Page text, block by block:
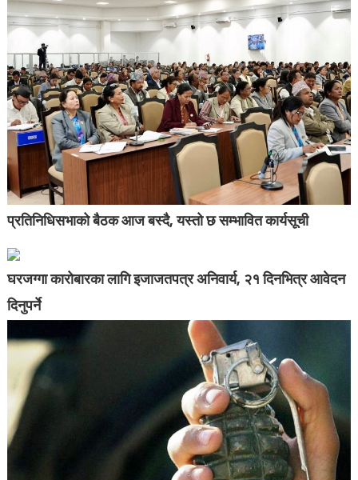
प्रतिनिधिसभाको बैठक आज बस्दै, यस्तो छ सम्भावित कार्यसूची
घरजग्गा कारोबारका लागि इजाजतपत्र अनिवार्य, २१ दिनभित्र आवेदन
दिनुपर्ने